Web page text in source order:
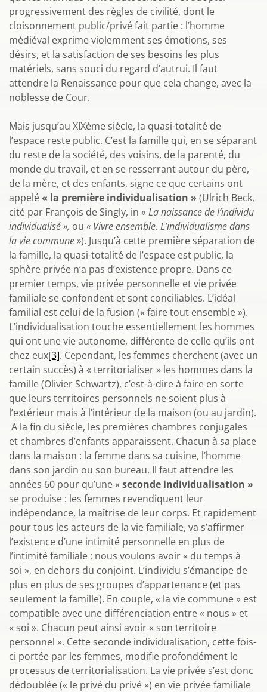
progressivement des règles de civilité, dont le
cloisonnement public/privé fait partie : l’homme
médiéval exprime violemment ses émotions, ses
désirs, et la satisfaction de ses besoins les plus
matériels, sans souci du regard d’autrui. Il faut
attendre la Renaissance pour que cela change, avec la
noblesse de Cour.
Mais jusqu’au XIXème siècle, la quasi-totalité de
l’espace reste public. C’est la famille qui, en se séparant
du reste de la société, des voisins, de la parenté, du
monde du travail, et en se resserrant autour du père,
de la mère, et des enfants, signe ce que certains ont
appelé« la première individualisation » (Ulrich Beck,
cité par François de Singly, in « La naissance de l’individu
individualisé », ou « Vivre ensemble. L’individualisme dans
la vie commune »). Jusqu’à cette première séparation de
la famille, la quasi-totalité de l’espace est public, la
sphère privée n’a pas d’existence propre. Dans ce
premier temps, vie privée personnelle et vie privée
familiale se confondent et sont conciliables. L’idéal
familial est celui de la fusion (« faire tout ensemble »).
L’individualisation touche essentiellement les hommes
qui ont une vie autonome, différente de celle qu’ils ont
chez eux[3]. Cependant, les femmes cherchent (avec un
certain succès) à « territorialiser » les hommes dans la
famille (Olivier Schwartz), c’est-à-dire à faire en sorte
que leurs territoires personnels ne soient plus à
l’extérieur mais à l’intérieur de la maison (ou au jardin).
A la fin du siècle, les premières chambres conjugales
et chambres d’enfants apparaissent. Chacun à sa place
dans la maison : la femme dans sa cuisine, l’homme
dans son jardin ou son bureau. Il faut attendre les
années 60 pour qu’une « seconde individualisation »
se produise : les femmes revendiquent leur
indépendance, la maîtrise de leur corps. Et rapidement
pour tous les acteurs de la vie familiale, va s’affirmer
l’existence d’une intimité personnelle en plus de
l’intimité familiale : nous voulons avoir « du temps à
soi », en dehors du conjoint. L’individu s’émancipe de
plus en plus de ses groupes d’appartenance (et pas
seulement la famille). En couple, « la vie commune » est
compatible avec une différenciation entre « nous » et
« soi ». Chacun peut ainsi avoir « son territoire
personnel ». Cette seconde individualisation, cette fois-
ci portée par les femmes, modifie profondément le
processus de territorialisation. La vie privée s’est donc
dédoublée (« le privé du privé ») en vie privée familiale